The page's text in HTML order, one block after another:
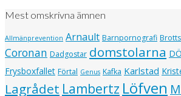
Mest omskrivna ämnen
Allmänprevention Arnault Barnpornografi
Coronan Dadgostar domstolarna DÖ
Frysboxfallet Förtal Genus Kafka Karlstad
Lagrådet Lambertz Löfven